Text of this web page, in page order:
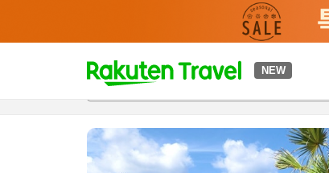
NEW
t
p
a
g
e
개요객실 & 숙박 상품이용 후기 편의 시설/서비스